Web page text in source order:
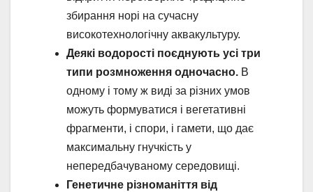
збирання норі на сучасну
високотехнологічну аквакультуру.
Деякі водорості поєднують усі три
типи розмноження одночасно. В
одному і тому ж виді за різних умов
можуть формуватися і вегетативні
фрагменти, і спори, і гамети, що дає
максимальну гнучкість у
непередбачуваному середовищі.
Генетичне різноманіття від